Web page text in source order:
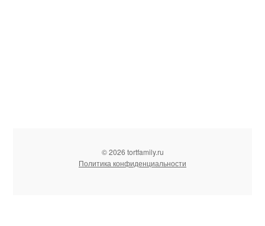
© 2026 tortfamily.ru
Политика конфиденциальности